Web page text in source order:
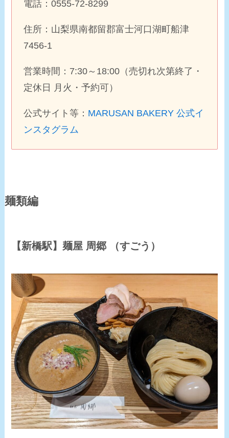
電話：0555-72-8299
住所：山梨県南都留郡富士河口湖町船津
7456-1
営業時間：7:30～18:00（売切れ次第終了・
定休日 月火・予約可）
公式サイト等： MARUSAN BAKERY 公式イ
ンスタグラム
麺類編
【新橋駅】麺屋 周郷 （すごう）